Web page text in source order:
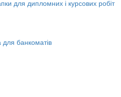
для дипломних і курсових робіт
для банкоматів